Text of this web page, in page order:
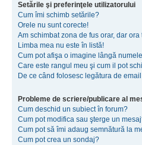
Setările şi preferinţele utilizatorului
Cum îmi schimb setările?
Orele nu sunt corecte!
Am schimbat zona de fus orar, dar ora
Limba mea nu este în listă!
Cum pot afişa o imagine lângă
Care este rangul meu şi cum il pot
De ce când folosesc legătura de
Probleme de scriere/publicare al
Cum deschid un subiect în forum?
Cum pot modifica sau şterge un
Cum pot să îmi adaug semnătură la
Cum pot crea un sondaj?